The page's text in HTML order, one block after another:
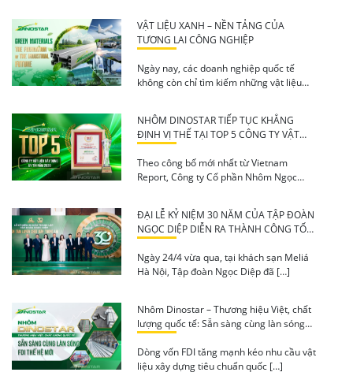
VẬT LIỆU XANH – NỀN TẢNG CỦA
TƯƠNG LAI CÔNG NGHIỆP
Ngày nay, các doanh nghiệp quốc tế
không còn chỉ tìm kiếm những vật liệu
NHÔM DINOSTAR TIẾP TỤC KHẲNG
ĐỊNH VỊ THẾ TẠI TOP 5 CÔNG TY VẬT
LIỆU XÂY DỰNG UY TÍN NĂM 2026
Theo công bố mới nhất từ Vietnam
Report, Công ty Cổ phần Nhôm Ngọc
ĐẠI LỄ KỶ NIỆM 30 NĂM CỦA TẬP ĐOÀN
NGỌC DIỆP DIỄN RA THÀNH CÔNG TỐT
ĐẸP
Ngày 24/4 vừa qua, tại khách sạn Meliá
Hà Nội, Tập đoàn Ngọc Diệp đã […]
Nhôm Dinostar – Thương hiệu Việt, chất
lượng quốc tế: Sẵn sàng cùng làn sóng
FDI thế hệ mới
Dòng vốn FDI tăng mạnh kéo nhu cầu vật
liệu xây dựng tiêu chuẩn quốc […]